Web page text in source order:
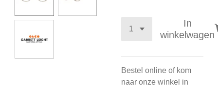
In
winkelwagen
Bestel online of kom
naar onze winkel in